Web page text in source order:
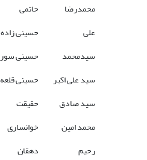
محمدرضا
حاتمی
علی
حسینی زاده
سیدمحمد
حسینی
سید علی اکبر
حسینی
سید صادق
حقیقت
محمد امین
خوانساری
رحیم
دهقان